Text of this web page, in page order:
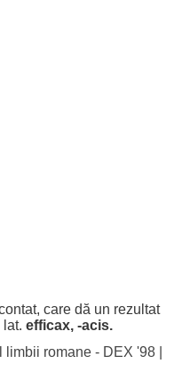
, care dă un rezultat
lat. efficax, -acis.
limbii romane - DEX '98|